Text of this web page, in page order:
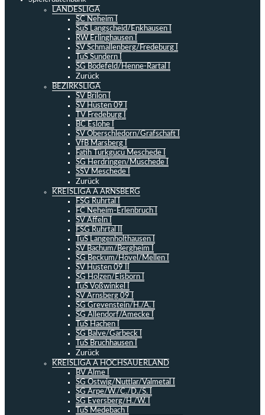
LANDESLIGA
SC Neheim I
SuS Langscheid/Enkhausen I
RW Erlinghausen I
SV Schmallenberg/Fredeburg I
TuS Sundern I
SG Bödefeld/Henne-Rartal I
Zurück
BEZIRKSLIGA
SV Brilon I
SV Hüsten 09 I
TV Fredeburg I
BC Eslohe I
SV Oberschledorn/Grafschaft I
VfB Marsberg I
Fatih Türkgücü Meschede I
SG Herdringen/Müschede I
SSV Meschede I
Zurück
KREISLIGA A ARNSBERG
FSG Ruhrtal I
FC Neheim-Erlenbruch I
SV Affeln I
FSG Ruhrtal II
TuS Langenholthausen I
SV Bachum/Bergheim I
SG Beckum/Hövel/Mellen I
SV Hüsten 09 II
SG Holzen/Eisborn I
TuS Voßwinkel I
SV Arnsberg 09 I
SG Grevenstein/H./A. I
SG Allendorf/Amecke I
TuS Hachen I
SG Balve/Garbeck I
TuS Bruchhausen I
Zurück
KREISLIGA A HOCHSAUERLAND
BV Alme I
SG Ostwig/Nuttlar/Valmetal I
SG Arpe/W./C./D./S. I
SG Eversberg/H./W. I
TuS Medebach I